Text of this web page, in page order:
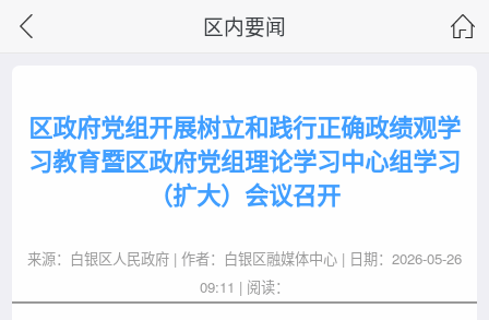
区内要闻
区政府党组开展树立和践行正确政绩观学
习教育暨区政府党组理论学习中心组学习
（扩大）会议召开
来源：白银区人民政府 | 作者：白银区融媒体中心 | 日期：2026-05-26
09:11 | 阅读：